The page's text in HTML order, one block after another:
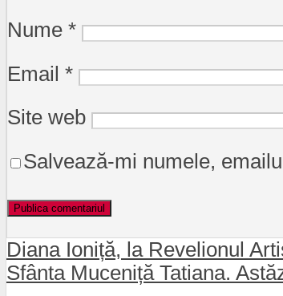
Nume *
Email *
Site web
Salvează-mi numele,
Diana Ioniță, la Revelionul
Sfânta Muceniță Tatiana.